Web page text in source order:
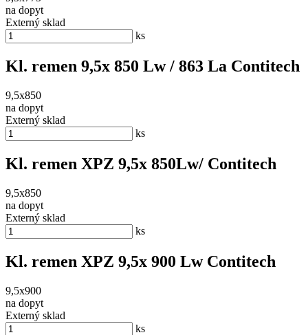
na dopyt
Externý sklad
ks
Kl. remen 9,5x 850 Lw / 863 La Contitech
9,5x850
na dopyt
Externý sklad
ks
Kl. remen XPZ 9,5x 850Lw/ Contitech
9,5x850
na dopyt
Externý sklad
ks
Kl. remen XPZ 9,5x 900 Lw Contitech
9,5x900
na dopyt
Externý sklad
ks